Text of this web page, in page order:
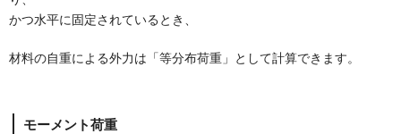
かつ水平に固定されているとき、
材料の自重による外力は「等分布荷重」として計算できます。
モーメント荷重